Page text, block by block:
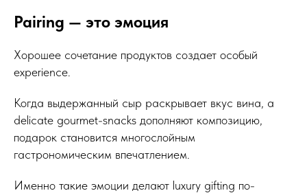
Pairing — это эмоция
Хорошее сочетание продуктов создает особый
experience.
Когда выдержанный сыр раскрывает вкус вина, а
delicate gourmet-snacks дополняют композицию,
подарок становится многослойным
гастрономическим впечатлением.
Именно такие эмоции делают luxury gifting по-